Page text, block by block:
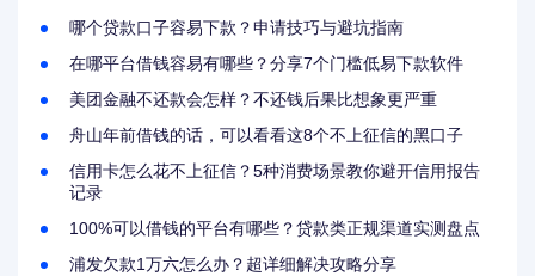
哪个贷款口子容易下款？申请技巧与避坑指南
在哪平台借钱容易有哪些？分享7个门槛低易下款软件
美团金融不还款会怎样？不还钱后果比想象更严重
舟山年前借钱的话，可以看看这8个不上征信的黑口子
信用卡怎么花不上征信？5种消费场景教你避开信用报告
记录
100%可以借钱的平台有哪些？贷款类正规渠道实测盘点
浦发欠款1万六怎么办？超详细解决攻略分享